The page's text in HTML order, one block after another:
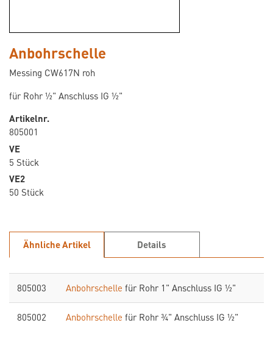
Anbohrschelle
Messing CW617N roh
für Rohr ½" Anschluss IG ½"
Artikelnr.
805001
VE
5 Stück
VE2
50 Stück
Ähnliche Artikel Details
805003 Anbohrschelle für Rohr 1" Anschluss IG ½"
805002 Anbohrschelle für Rohr ¾" Anschluss IG ½"